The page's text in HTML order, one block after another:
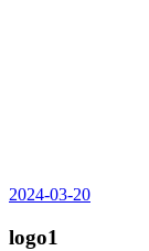
2024-03-20
logo1